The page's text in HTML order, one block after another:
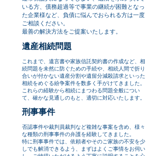
いる方、債務超過等で事業の継続が困難となっ
た企業様など、負債に悩んでおられる方は一度
ご相談ください。
最善の解決方法をご提案いたします。
遺産相続問題
​これまで、遺言書や家族信託契約書の作成など、相
続問題を未然に防ぐための手続や、相続人間で折り
合いが付かない遺産分割や遺留分減殺請求といった
相続をめぐる紛争案件を数多く手がけてきました。
これらの経験から相続にまつわる問題全般につい
て、確かな見通しのもと、適切に対応いたします。
刑事事件
否認事件や裁判員裁判など複雑な事案を含め、様々
な種類の刑事事件の弁護を経験してきました。
特に刑事事件では、依頼者やそのご家族の不安を少
しでも解消できるよう、まずはよくご事情をお伺い